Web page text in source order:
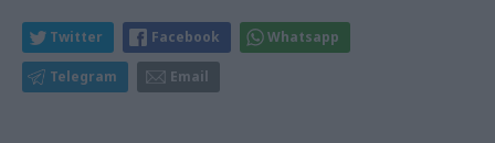
Twitter Facebook Whatsapp
Telegram Email